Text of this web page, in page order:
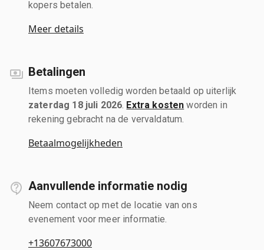
kopers betalen.
Meer details
Betalingen
Items moeten volledig worden betaald op uiterlijk
zaterdag 18 juli 2026 Extra kosten worden in
rekening gebracht na de vervaldatum.
Betaalmogelijkheden
Aanvullende informatie nodig
Neem contact op met de locatie van ons
evenement voor meer informatie.
+13607673000